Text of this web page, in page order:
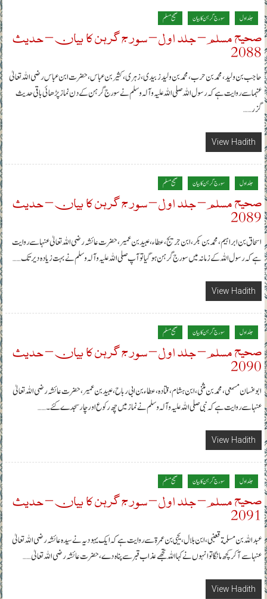
جلد اول سورج گرہن کا بیان صحیح مسلم
صحیح مسلم – جلد اول – سورج گرہن کا بیان – حدیث
2088
حاجب بن ولید، محمد بن حرب، محمد بن ولید زبیدی، زہری، کثیر بن عباس، حضرت ابن عباس رضی اللہ تعالیٰ
عنہما سے روایت ہے کہ رسول اللہ صلی اللہ علیہ وآلہ وسلم نے سورج گرہن کے دن نماز پڑھائی باقی حدیث
گزر……
View Hadith
جلد اول سورج گرہن کا بیان صحیح مسلم
صحیح مسلم – جلد اول – سورج گرہن کا بیان – حدیث
2089
اسحاق بن ابراہیم، محمد بن بکر، ابن جریج، عطاء، عبید بن عمیر، حضرت عائشہ رضی اللہ تعالیٰ عنہا سے روایت
ہے کہ رسول اللہ کے زمانہ میں سورج گرہن ہوگیا تو آپ صلی اللہ علیہ وآلہ وسلم نے بہت زیادہ دیر تک……
View Hadith
جلد اول سورج گرہن کا بیان صحیح مسلم
صحیح مسلم – جلد اول – سورج گرہن کا بیان – حدیث
2090
ابوغسان مسمعی، محمد بن مثنی، ابن ہشام، قتادہ، عطاء بن ابی رباح، عبید بن عمیر، حضرت عائشہ رضی اللہ تعالیٰ
عنہا سے روایت ہے کہ نبی صلی اللہ علیہ وآلہ وسلم نے نماز میں چھ رکوع اور چار سجدے کئے۔……
View Hadith
جلد اول سورج گرہن کا بیان صحیح مسلم
صحیح مسلم – جلد اول – سورج گرہن کا بیان – حدیث
2091
عبداللہ بن مسلمة قعنبی، ابن بلال، یحیی بن عمرة سے روایت ہے کہ ایک یہودیہ نے سیدہ عائشہ رضی اللہ تعالیٰ
عنہا سے آکر کچھ مانگا تو انہوں نے کہا اللہ تجھے عذاب قبر سے پناہ دے، حضرت عائشہ رضی اللہ تعالیٰ……
View Hadith